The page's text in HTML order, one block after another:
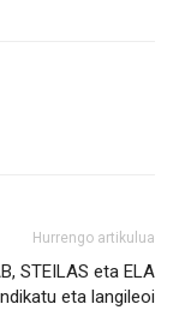
Hurrengo artikulua
STEILAS eta ELA
eta langileoi